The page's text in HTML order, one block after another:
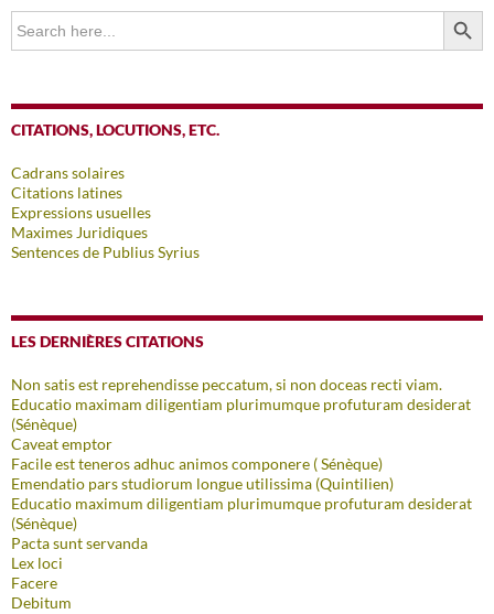
Search
for:
SEARCH
CITATIONS, LOCUTIONS, ETC.
Cadrans solaires
Citations latines
Expressions usuelles
Maximes Juridiques
Sentences de Publius Syrius
LES DERNIÈRES CITATIONS
Non satis est reprehendisse peccatum, si non doceas recti viam.
Educatio maximam diligentiam plurimumque profuturam desiderat
(Sénèque)
Caveat emptor
Facile est teneros adhuc animos componere ( Sénèque)
Emendatio pars studiorum longue utilissima (Quintilien)
Educatio maximum diligentiam plurimumque profuturam desiderat
(Sénèque)
Pacta sunt servanda
Lex loci
Facere
Debitum